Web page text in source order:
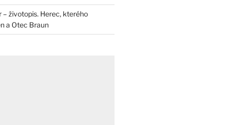
– životopis. Herec, kterého
a Otec Braun